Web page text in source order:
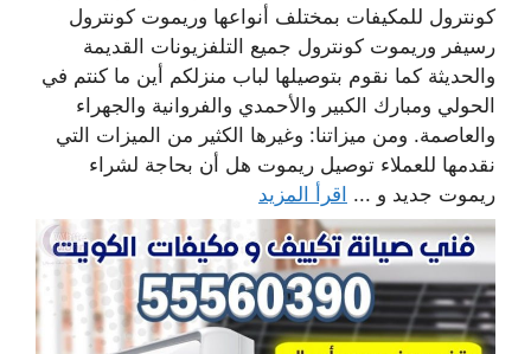
كونترول للمكيفات بمختلف أنواعها وريموت كونترول
رسيفر وريموت كونترول جميع التلفزيونات القديمة
والحديثة كما نقوم بتوصيلها لباب منزلكم أين ما كنتم في
الحولي ومبارك الكبير والأحمدي والفروانية والجهراء
والعاصمة. ومن ميزاتنا: وغيرها الكثير من الميزات التي
نقدمها للعملاء توصيل ريموت هل أن بحاجة لشراء
ريموت جديد و ... اقرأ المزيد